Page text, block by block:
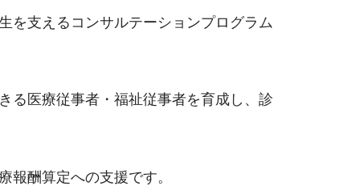
を支えるコンサルテーションプログラム
る医療従事者・福祉従事者を育成し、診
酬算定への支援です。